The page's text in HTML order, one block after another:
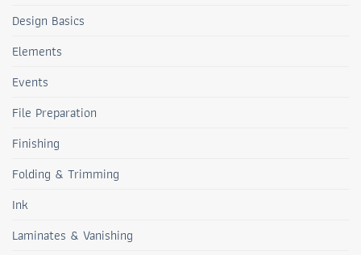
Design Basics
Elements
Events
File Preparation
Finishing
Folding & Trimming
Ink
Laminates & Vanishing